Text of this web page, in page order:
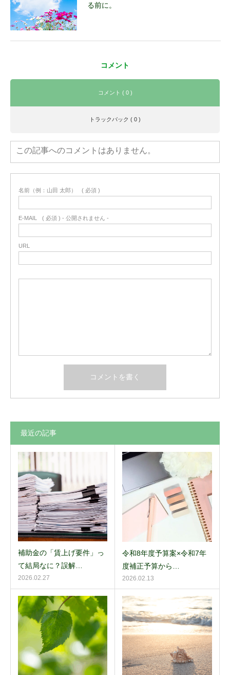
る前に。
コメント
コメント ( 0 )
トラックバック ( 0 )
この記事へのコメントはありません。
名前（例：山田 太郎） ( 必須 )
E-MAIL ( 必須 ) - 公開されません -
URL
最近の記事
補助金の「賃上げ要件」っ
て結局なに？誤解…
2026.02.27
令和8年度予算案×令和7年
度補正予算から…
2026.02.13